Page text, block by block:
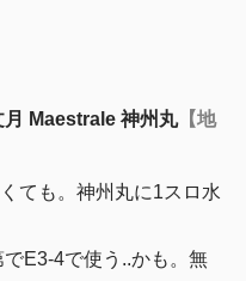
Maestrale 神州丸【地
ても。神州丸に1スロ水
E3-4で使う..かも。無